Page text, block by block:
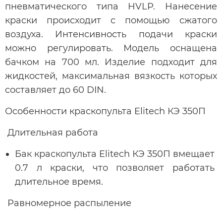
пневматического типа HVLP. Нанесение
краски происходит с помощью сжатого
воздуха. Интенсивность подачи краски
можно регулировать. Модель оснащена
бачком на 700 мл. Изделие подходит для
жидкостей, максимальная вязкость которых
составляет до 60 DIN.
Особенности краскопульта Elitech КЭ 350П
Длительная работа
Бак краскопульта Elitech КЭ 350П вмещает
0.7 л краски, что позволяет работать
длительное время.
Равномерное распыление